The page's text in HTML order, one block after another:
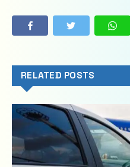
RELATED POSTS